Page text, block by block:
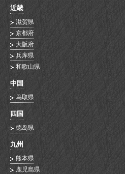
近畿
滋贺県
京都府
大阪府
兵库県
和歌山県
中国
鸟取県
四国
徳岛県
九州
熊本県
鹿児島県